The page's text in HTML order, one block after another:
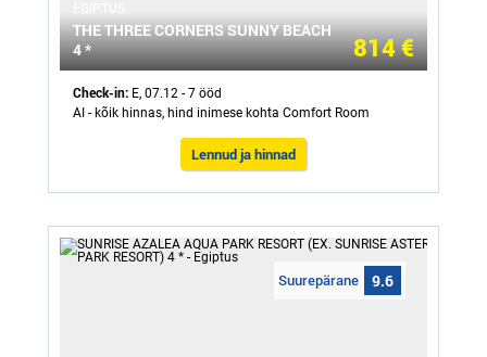
THE THREE CORNERS SUNNY BEACH
4 *
814 €
Check-in: E, 07.12 - 7 ööd
AI - kõik hinnas, hind inimese kohta Comfort Room
Lennud ja hinnad
Suurepärane 9.6